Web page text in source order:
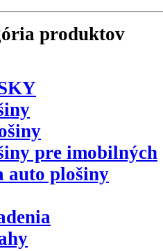
produktov
pre imobilných
auto plošiny